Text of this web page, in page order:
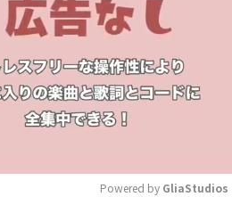
Powered by GliaStudios